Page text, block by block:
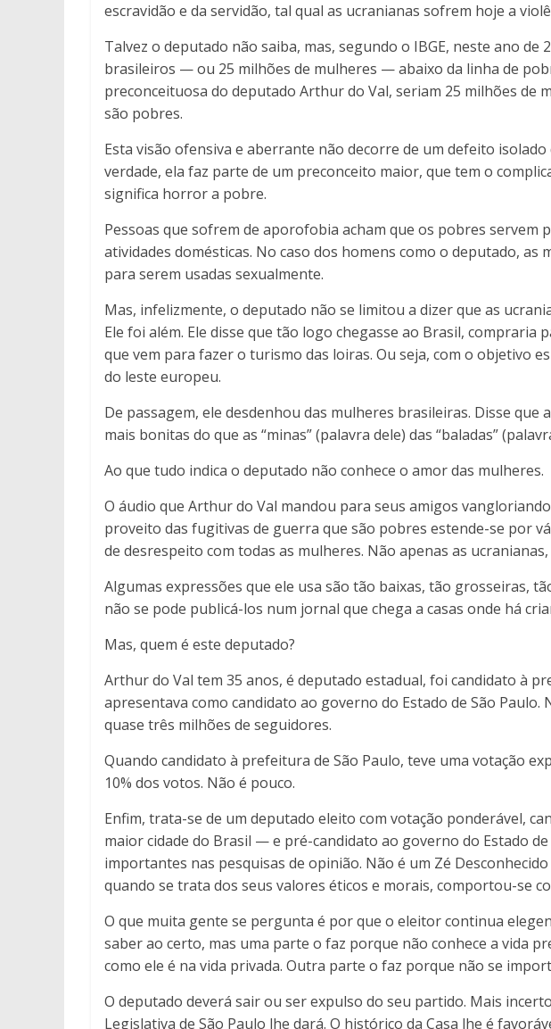
escravidão e da servidão, tal qual as ucranianas sofrem hoje a
Talvez o deputado não saiba, mas, segundo o IBGE, neste ano de
brasileiros — ou 25 milhões de mulheres — abaixo da linha de
preconceituosa do deputado Arthur do Val, seriam 25 milhões de
são pobres.
Esta visão ofensiva e aberrante não decorre de um defeito
verdade, ela faz parte de um preconceito maior, que tem o
significa horror a pobre.
Pessoas que sofrem de aporofobia acham que os pobres servem
atividades domésticas. No caso dos homens como o deputado, as
para serem usadas sexualmente.
Mas, infelizmente, o deputado não se limitou a dizer que as
Ele foi além. Ele disse que tão logo chegasse ao Brasil, compraria
que vem para fazer o turismo das loiras. Ou seja, com o objetivo
do leste europeu.
De passagem, ele desdenhou das mulheres brasileiras. Disse que
mais bonitas do que as “minas” (palavra dele) das “baladas”
Ao que tudo indica o deputado não conhece o amor das mulheres.
O áudio que Arthur do Val mandou para seus amigos
proveito das fugitivas de guerra que são pobres estende-se por
de desrespeito com todas as mulheres. Não apenas as
Algumas expressões que ele usa são tão baixas, tão grosseiras,
não se pode publicá-los num jornal que chega a casas onde há
Mas, quem é este deputado?
Arthur do Val tem 35 anos, é deputado estadual, foi candidato à
apresentava como candidato ao governo do Estado de São
quase três milhões de seguidores.
Quando candidato à prefeitura de São Paulo, teve uma votação
10% dos votos. Não é pouco.
Enfim, trata-se de um deputado eleito com votação ponderável,
maior cidade do Brasil — e pré-candidato ao governo do Estado
importantes nas pesquisas de opinião. Não é um Zé
quando se trata dos seus valores éticos e morais, comportou-se
O que muita gente se pergunta é por que o eleitor continua
saber ao certo, mas uma parte o faz porque não conhece a vida
como ele é na vida privada. Outra parte o faz porque não se
O deputado deverá sair ou ser expulso do seu partido. Mais
Legislativa de São Paulo lhe dará. O histórico da Casa lhe é